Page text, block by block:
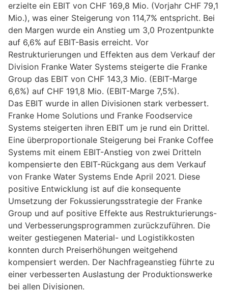
erzielte ein EBIT von CHF 169,8 Mio. (Vorjahr CHF 79,1
Mio.), was einer Steigerung von 114,7% entspricht. Bei
den Margen wurde ein Anstieg um 3,0 Prozentpunkte
auf 6,6% auf EBIT-Basis erreicht. Vor
Restrukturierungen und Effekten aus dem Verkauf der
Division Franke Water Systems steigerte die Franke
Group das EBIT von CHF 143,3 Mio. (EBIT-Marge
6,6%) auf CHF 191,8 Mio. (EBIT-Marge 7,5%).
Das EBIT wurde in allen Divisionen stark verbessert.
Franke Home Solutions und Franke Foodservice
Systems steigerten ihren EBIT um je rund ein Drittel.
Eine überproportionale Steigerung bei Franke Coffee
Systems mit einem EBIT-Anstieg von zwei Dritteln
kompensierte den EBIT-Rückgang aus dem Verkauf
von Franke Water Systems Ende April 2021. Diese
positive Entwicklung ist auf die konsequente
Umsetzung der Fokussierungsstrategie der Franke
Group und auf positive Effekte aus Restrukturierungs-
und Verbesserungsprogrammen zurückzuführen. Die
weiter gestiegenen Material- und Logistikkosten
konnten durch Preiserhöhungen weitgehend
kompensiert werden. Der Nachfrageanstieg führte zu
einer verbesserten Auslastung der Produktionswerke
bei allen Divisionen.